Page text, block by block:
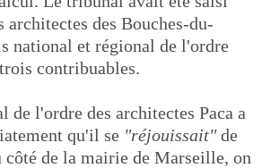
architectes des Bouches-du-
national et régional de l'ordre
contribuables.
de l'ordre des architectes Paca a
qu'il se "réjouissait"de
côté de la mairie de Marseille, on